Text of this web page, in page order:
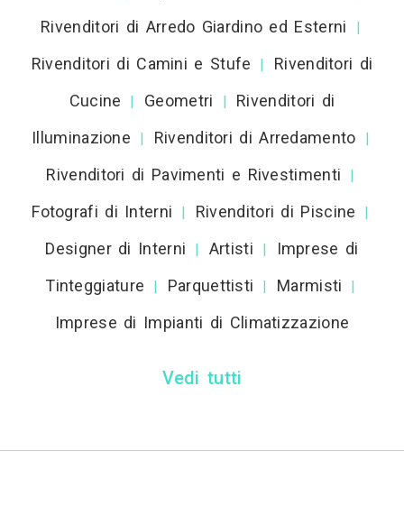
Rivenditori di Arredo Giardino ed Esterni |
Rivenditori di Camini e Stufe |
Rivenditori di
Cucine
| Geometri |
Rivenditori di
Illuminazione
| Rivenditori di Arredamento |
Rivenditori di Pavimenti e Rivestimenti |
Fotografi di Interni | Rivenditori di Piscine |
Designer di Interni | Artisti |
Imprese di
Tinteggiature
| Parquettisti | Marmisti |
Imprese di Impianti di Climatizzazione
Vedi tutti